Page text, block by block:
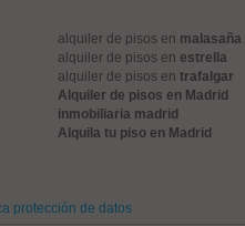
alquiler de pisos en malasaña
alquiler de pisos en estrella
alquiler de pisos en trafalgar
Alquiler de pisos en Madrid
inmobiliaria madrid
Alquila tu piso en Madrid
protección de datos